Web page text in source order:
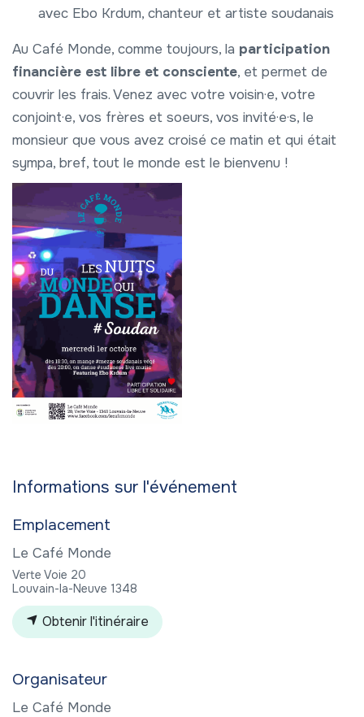
avec Ebo Krdum, chanteur et artiste soudanais
Au Café Monde, comme toujours, la participation
financière est libre et consciente, et permet de
couvrir les frais. Venez avec votre voisin·e, votre
conjoint·e, vos frères et soeurs, vos invité·e·s, le
monsieur que vous avez croisé ce matin et qui était
sympa, bref, tout le monde est le bienvenu !
Informations sur l'événement
Emplacement
Le Café Monde
Verte Voie 20
Louvain-la-Neuve 1348
Obtenir l'itinéraire
Organisateur
Le Café Monde